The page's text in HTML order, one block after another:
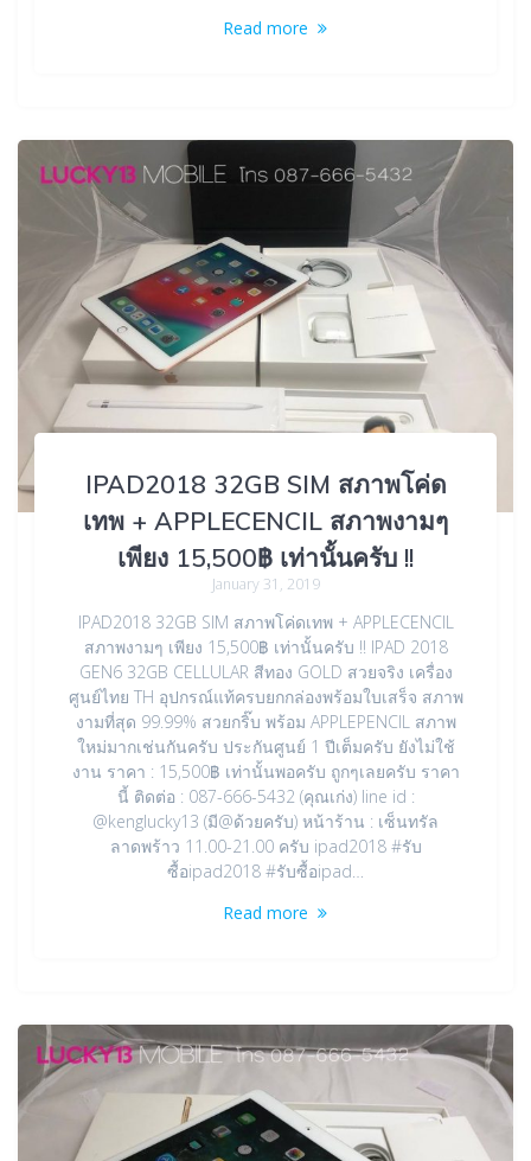
Read more
IPAD2018 32GB SIM สภาพโค่ด
เทพ + APPLECENCIL สภาพงามๆ
เพียง 15,500฿ เท่านั้นครับ !!
January 31, 2019
IPAD2018 32GB SIM สภาพโค่ดเทพ + APPLECENCIL
สภาพงามๆ เพียง 15,500฿ เท่านั้นครับ !! IPAD 2018
GEN6 32GB CELLULAR สีทอง GOLD สวยจริง เครื่อง
ศูนย์ไทย TH อุปกรณ์แท้ครบยกกล่องพร้อมใบเสร็จ สภาพ
งามที่สุด 99.99% สวยกริ๊บ พร้อม APPLEPENCIL สภาพ
ใหม่มากเช่นกันครับ ประกันศูนย์ 1 ปีเต็มครับ ยังไม่ใช้
งาน ราคา : 15,500฿ เท่านั้นพอครับ ถูกๆเลยครับ ราคา
นี้ ติดต่อ : 087-666-5432 (คุณเก่ง) line id :
@kenglucky13 (มี@ด้วยครับ) หน้าร้าน : เซ็นทรัล
ลาดพร้าว 11.00-21.00 ครับ ipad2018 #รับ
ซื้อipad2018 #รับซื้อipad…
Read more